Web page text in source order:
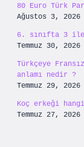
80 Euro Türk
Ağustos 3, 2026
6. sınıfta 3 ile
Temmuz 30, 2026
Türkçeye
anlamı nedir ?
Temmuz 29, 2026
Koç erkeği
Temmuz 27, 2026